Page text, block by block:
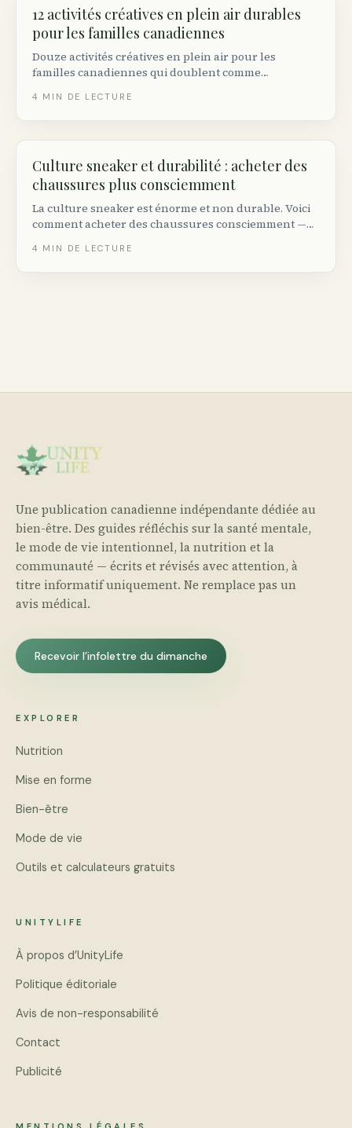
12 activités créatives en plein air durables
pour les familles canadiennes
Douze activités créatives en plein air pour les
familles canadiennes qui doublent comme
feuilles, mandalas naturels, cabanes à oiseaux et
4 MIN DE LECTURE
Culture sneaker et durabilité : acheter des
chaussures plus consciemment
La culture sneaker est énorme et non durable. Voici
comment acheter des chaussures consciemment —
revente canadiennes et marques crédibles.
4 MIN DE LECTURE
Une publication canadienne indépendante dédiée au
bien-être. Des guides réfléchis sur la santé mentale,
le mode de vie intentionnel, la nutrition et la
communauté — écrits et révisés avec attention, à
titre informatif uniquement. Ne remplace pas un
avis médical.
Recevoir l’infolettre du dimanche
EXPLORER
Nutrition
Mise en forme
Bien-être
Mode de vie
Outils et calculateurs gratuits
UNITYLIFE
À propos d’UnityLife
Politique éditoriale
Avis de non-responsabilité
Contact
Publicité